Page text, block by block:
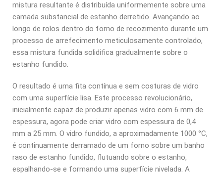
mistura resultante é distribuída uniformemente sobre uma
camada substancial de estanho derretido. Avançando ao
longo de rolos dentro do forno de recozimento durante um
processo de arrefecimento meticulosamente controlado,
essa mistura fundida solidifica gradualmente sobre o
estanho fundido.
O resultado é uma fita contínua e sem costuras de vidro
com uma superfície lisa. Este processo revolucionário,
inicialmente capaz de produzir apenas vidro com 6 mm de
espessura, agora pode criar vidro com espessura de 0,4
mm a 25 mm. O vidro fundido, a aproximadamente 1000 °C,
é continuamente derramado de um forno sobre um banho
raso de estanho fundido, flutuando sobre o estanho,
espalhando-se e formando uma superfície nivelada. A